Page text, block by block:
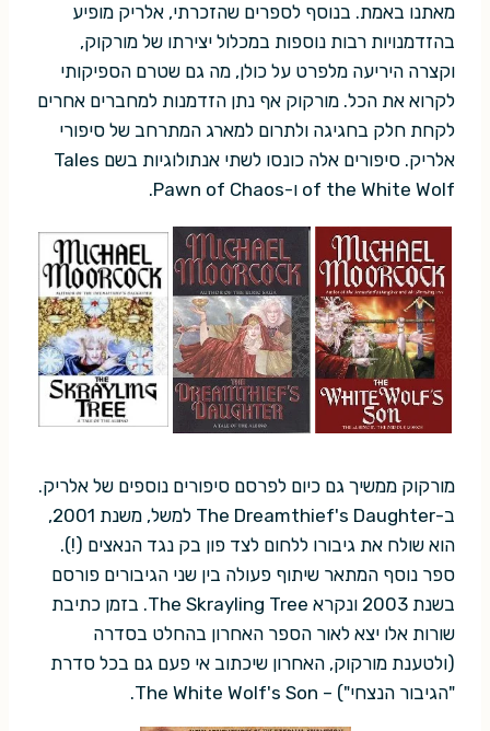
מאתנו באמת. בנוסף לספרים שהזכרתי, אלריק מופיע
בהזדמנויות רבות נוספות במכלול יצירתו של מורקוק,
וקצרה היריעה מלפרט על כולן, מה גם שטרם הספיקותי
לקרוא את הכל. מורקוק אף נתן הזדמנות למחברים אחרים
לקחת חלק בחגיגה ולתרום למארג המתרחב של סיפורי
אלריק. סיפורים אלה כונסו לשתי אנתולוגיות בשם Tales
of the White Wolf ו-Pawn of Chaos.
מורקוק ממשיך גם כיום לפרסם סיפורים נוספים של אלריק.
ב-The Dreamthief's Daughter למשל, משנת 2001,
הוא שולח את גיבורו ללחום לצד פון בק נגד הנאצים (!).
ספר נוסף המתאר שיתוף פעולה בין שני הגיבורים פורסם
בשנת 2003 ונקרא The Skrayling Tree. בזמן כתיבת
שורות אלו יצא לאור הספר האחרון בהחלט בסדרה
(ולטענת מורקוק, האחרון שיכתוב אי פעם גם בכל סדרת
"הגיבור הנצחי") – The White Wolf's Son.